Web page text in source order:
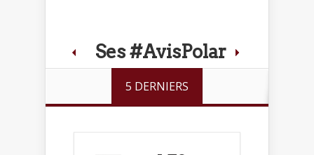
Ses #AvisPolar
5 DERNIERS